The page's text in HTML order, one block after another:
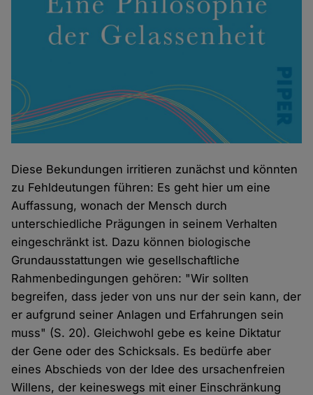
Diese Bekundungen irritieren zunächst und könnten
zu Fehldeutungen führen: Es geht hier um eine
Auffassung, wonach der Mensch durch
unterschiedliche Prägungen in seinem Verhalten
eingeschränkt ist. Dazu können biologische
Grundausstattungen wie gesellschaftliche
Rahmenbedingungen gehören: "Wir sollten
begreifen, dass jeder von uns nur der sein kann, der
er aufgrund seiner Anlagen und Erfahrungen sein
muss" (S. 20). Gleichwohl gebe es keine Diktatur
der Gene oder des Schicksals. Es bedürfe aber
eines Abschieds von der Idee des ursachenfreien
Willens, der keineswegs mit einer Einschränkung